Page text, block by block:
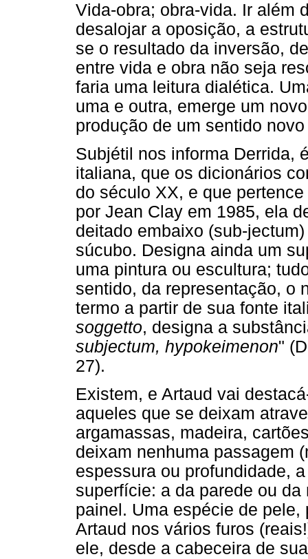
Vida-obra; obra-vida. Ir além
desalojar a oposição, a
se o resultado da inversão,
entre vida e obra não seja
faria uma leitura dialética.
uma e outra, emerge um
produção de um sentido
Subjétil nos informa Derrida,
italiana, que os dicionários
do século XX, e que
por Jean Clay em 1985, ela
deitado embaixo (sub-
súcubo. Designa ainda um
uma pintura ou escultura;
sentido, da representação, o
termo a partir de sua fonte
soggetto, designa a
subjectum, hypokeimenon"
27).
Existem, e Artaud vai
aqueles que se deixam
argamassas, madeira,
deixam nenhuma passagem
espessura ou profundidade,
superfície: a da parede ou
painel. Uma espécie de
Artaud nos vários furos
ele, desde a cabeceira de